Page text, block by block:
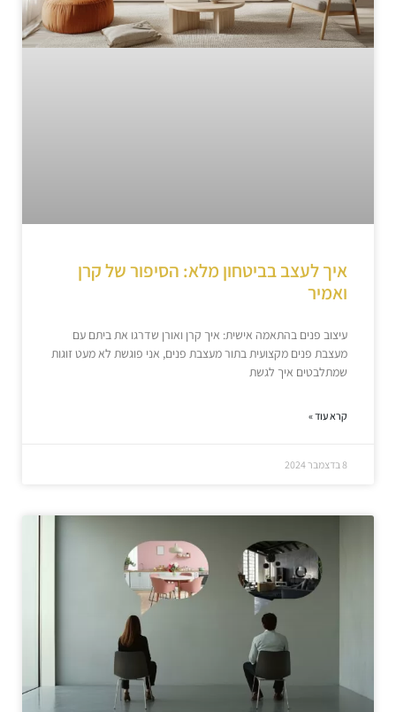
איך לעצב בביטחון מלא: הסיפור של קרן
ואמיר
עיצוב פנים בהתאמה אישית: איך קרן ואורן שדרגו את ביתם עם
מעצבת פנים מקצועית בתור מעצבת פנים, אני פוגשת לא מעט זוגות
שמתלבטים איך לגשת
קרא עוד »
8 בדצמבר 2024